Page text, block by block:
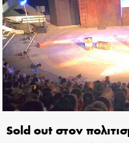
Sold out στον